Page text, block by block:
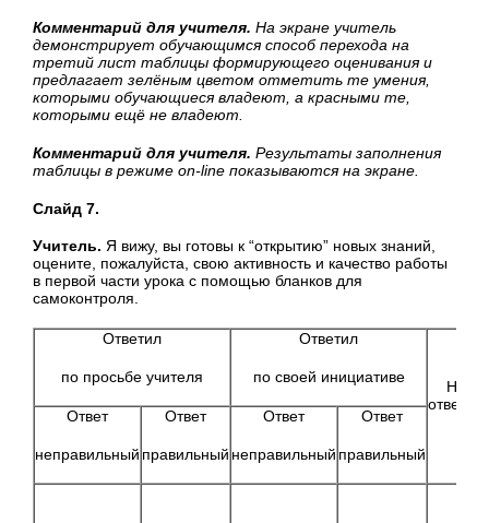
Комментарий для учителя. На экране учитель
демонстрирует обучающимся способ перехода на
третий лист таблицы формирующего оценивания и
предлагает зелёным цветом отметить те умения,
которыми обучающиеся владеют, а красными те,
которыми ещё не владеют.
Комментарий для учителя. Результаты заполнения
таблицы в режиме on-line показываются на экране.
Слайд 7.
Учитель. Я вижу, вы готовы к “открытию” новых знаний,
оцените, пожалуйста, свою активность и качество работы
в первой части урока с помощью бланков для
самоконтроля.
Ответил
по просьбе учителя
Ответил
по своей инициативе
Не
ответил
Ответ
неправильный
Ответ
правильный
Ответ
неправильный
Ответ
правильный